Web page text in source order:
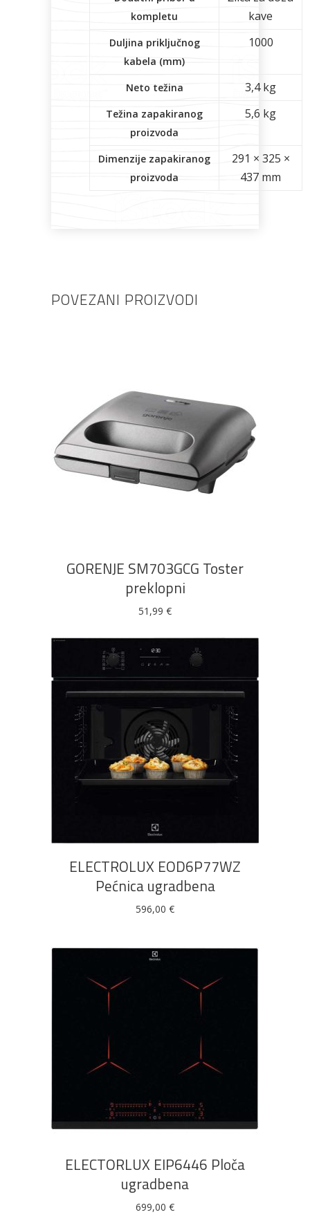
kompletu
kave
Duljina priključnog
kabela (mm)
1000
Neto težina 3,4 kg
Težina zapakiranog
proizvoda
5,6 kg
Dimenzije zapakiranog
proizvoda
291 × 325 ×
437 mm
POVEZANI PROIZVODI
DODAJ U KOŠARICU
GORENJE SM703GCG Toster
preklopni
51,99 €
ELECTROLUX EOD6P77WZ
Pećnica ugradbena
596,00 €
ELECTORLUX EIP6446 Ploča
ugradbena
699,00 €